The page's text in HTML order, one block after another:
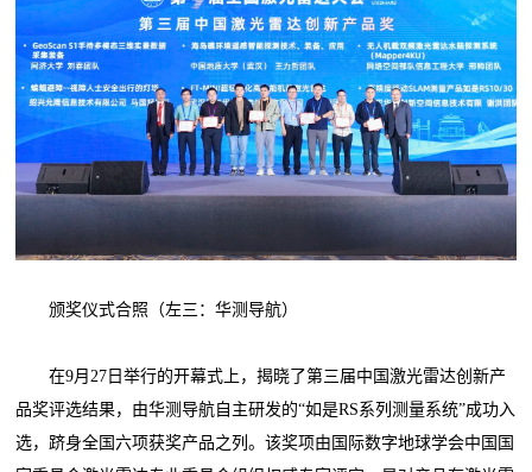
颁奖仪式合照（左三：华测导航）
在9月27日举行的开幕式上，揭晓了第三届中国激光雷达创新产
品奖评选结果，由华测导航自主研发的“如是RS系列测量系统”成功入
选，跻身全国六项获奖产品之列。该奖项由国际数字地球学会中国国